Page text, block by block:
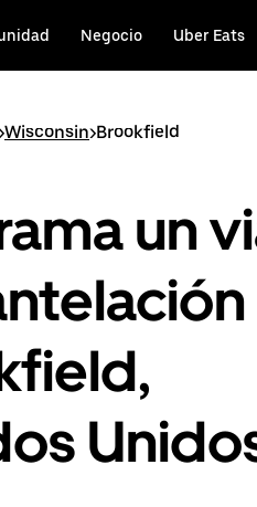
Negocio Uber Eats
Wisconsin>Brookfield
un